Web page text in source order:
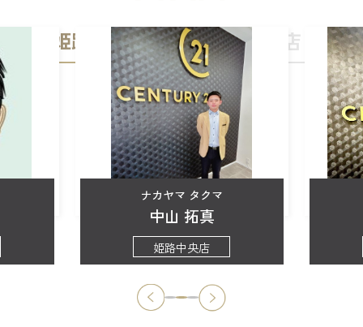
姫路中央店 加古川店
ナカヤマ タクマ
中山 拓真
姫路中央店